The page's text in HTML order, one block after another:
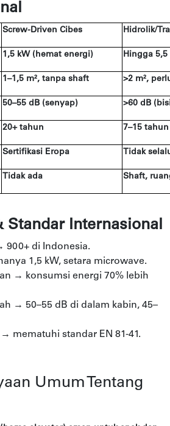
Screw-Driven Cibes Hidrolik/
1,5 kW (hemat energi) Hingga
1–1,5 m², tanpa shaft >2 m²,
50–55 dB (senyap) >60 dB
20+ tahun 7–15 tahun
Sertifikasi Eropa Tidak
Tidak ada Shaft,
Standar Internasional
900+ di Indonesia.
1,5 kW, setara microwave.
→ konsumsi energi 70% lebih
→ 50–55 dB di dalam kabin, 45–
mematuhi standar EN 81-41.
Umum Tentang